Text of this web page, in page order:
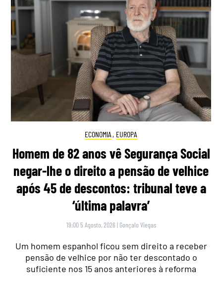
ECONOMIA , EUROPA
Homem de 82 anos vê Segurança Social
negar-lhe o direito a pensão de velhice
após 45 de descontos: tribunal teve a
‘última palavra’
19:00 5 Agosto, 2026 | Gonçalo Viegas
Um homem espanhol ficou sem direito a receber
pensão de velhice por não ter descontado o
suficiente nos 15 anos anteriores à reforma